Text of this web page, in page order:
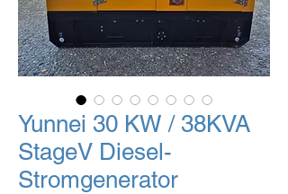
Yunnei 30 KW / 38KVA
StageV Diesel-
Stromgenerator